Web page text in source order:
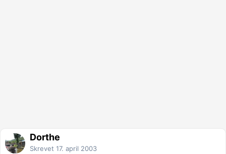
Dorthe
Skrevet 17. april 2003